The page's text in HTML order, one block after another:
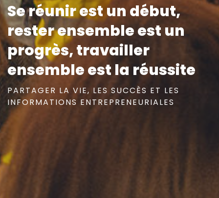
Se réunir est un début,
rester ensemble est un
progrès, travailler
ensemble est la réussite
PARTAGER LA VIE, LES SUCCÈS ET LES
INFORMATIONS ENTREPRENEURIALES